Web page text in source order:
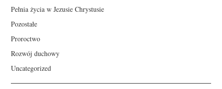
Pełnia życia w Jezusie Chrystusie
Pozostałe
Proroctwo
Rozwój duchowy
Uncategorized